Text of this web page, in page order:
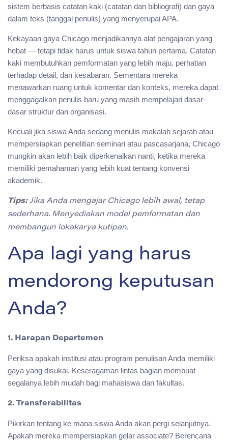
sistem berbasis catatan kaki (catatan dan bibliografi) dan gaya
dalam teks (tanggal penulis) yang menyerupai APA.
Kekayaan gaya Chicago menjadikannya alat pengajaran yang
hebat — tetapi tidak harus untuk siswa tahun pertama. Catatan
kaki membutuhkan pemformatan yang lebih maju, perhatian
terhadap detail, dan kesabaran. Sementara mereka
menawarkan ruang untuk komentar dan konteks, mereka dapat
menggagalkan penulis baru yang masih mempelajari dasar-
dasar struktur dan organisasi.
Kecuali jika siswa Anda sedang menulis makalah sejarah atau
mempersiapkan penelitian seminari atau pascasarjana, Chicago
mungkin akan lebih baik diperkenalkan nanti, ketika mereka
memiliki pemahaman yang lebih kuat tentang konvensi
akademik.
Tips:Jika Anda mengajar Chicago lebih awal, tetap
sederhana. Menyediakan model pemformatan dan
membangun lokakarya kutipan.
Apa lagi yang harus
mendorong keputusan
Anda?
1. Harapan Departemen
Periksa apakah institusi atau program penulisan Anda memiliki
gaya yang disukai. Keseragaman lintas bagian membuat
segalanya lebih mudah bagi mahasiswa dan fakultas.
2. Transferabilitas
Pikirkan tentang ke mana siswa Anda akan pergi selanjutnya.
Apakah mereka mempersiapkan gelar associate? Berencana